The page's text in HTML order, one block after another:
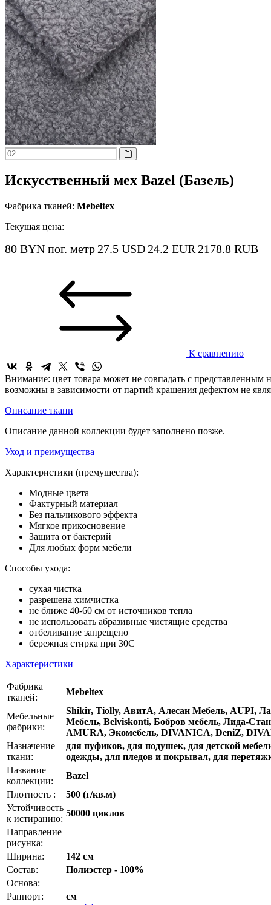
Искусственный мех Bazel (Базель)
Фабрика тканей: Mebeltex
Текущая цена:
80 BYN пог. метр 27.5 USD 24.2 EUR 2178.8 RUB
К сравнению
Внимание: цвет товара может не совпадать с представленным
возможны в зависимости от партий крашения дефектом не
Описание ткани
Описание данной коллекции будет заполнено позже.
Уход и преимущества
Характеристики (премущества):
Модные цвета
Фактурный материал
Без пальчикового эффекта
Мягкое прикосновение
Защита от бактерий
Для любых форм мебели
Способы ухода:
сухая чистка
разрешена химчистка
не ближе 40-60 см от источников тепла
не использовать абразивные чистящие средства
отбеливание запрещено
бережная стирка при 30C
Характеристики
Фабрика
тканей:
Mebeltex
Мебельные
фабрики:
Shikir, Tiolly, АвитА, Алесан Мебель, AUPI,
Мебель, Belviskonti, Бобров мебель, Лида-
AMURA, Экомебель, DIVANICA, DeniZ,
Назначение
ткани:
для пуфиков, для подушек, для детской
одежды, для пледов и покрывал, для
Название
коллекции:
Bazel
Плотность :
500 (г/кв.м)
Устойчивость
к истиранию:
50000 циклов
Направление
рисунка:
Ширина:
142 см
Состав:
Полиэстер - 100%
Основа:
Раппорт:
см